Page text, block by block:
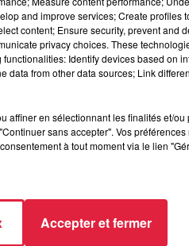
Afrique centrale.
a été formé à la
Par exemple, les okapis
alors des mesures
en France et à
and improve services; Create profiles
content; Ensure security, prevent and
privacy choices. These
Identify devices based on
from other data sources; Link
affiner en sélectionnant les finalités et/
sans accepter". Vos
à tout moment via le lien
Accepter et fermer